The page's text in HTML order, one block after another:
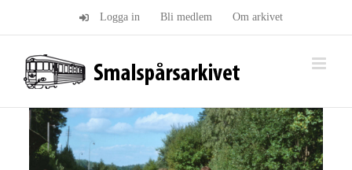
Logga in Bli medlem Om arkivet